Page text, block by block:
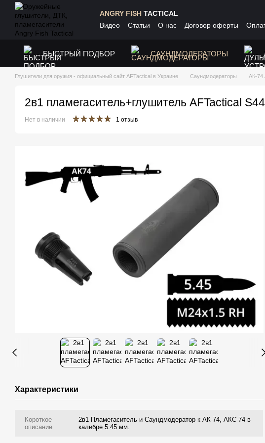
Перейти к основному контенту
ANGRY FISH TACTICAL
Видео
Статьи О нас Договор оферты
БЫСТРЫЙ ПОДБОР САУНДМОДЕРАТОРЫ
Глушители для оружия - официальный сайт AFTactical в Украине Саундмодераторы АК-74
2в1 пламегаситель+глушитель AFTactical
Нет в наличии 1 отзыв
Характеристики
Короткое
описание
2в1 Пламегаситель и Саундмодератор к АК-74, АКС-74 в
калибре 5.45 мм.